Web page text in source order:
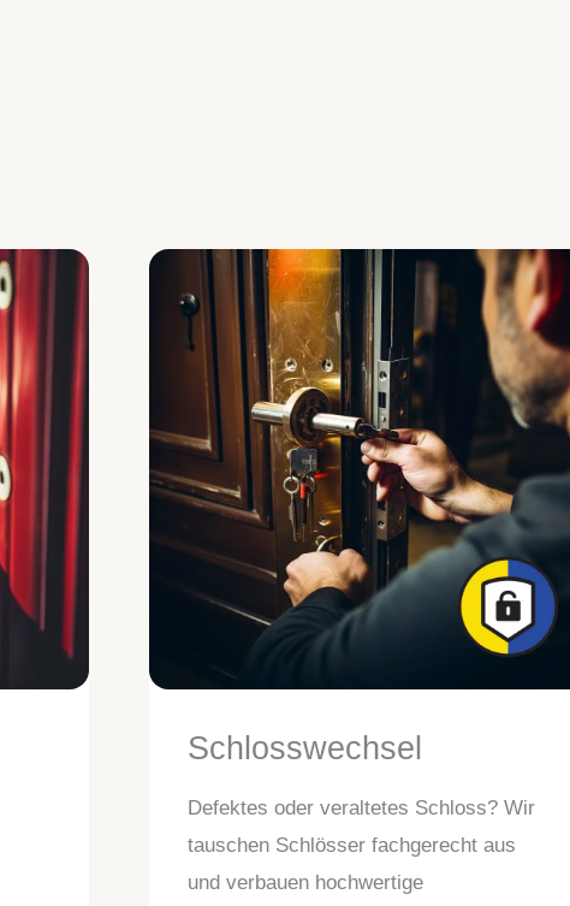
Schlosswechsel
Defektes oder veraltetes Schloss? Wir
tauschen Schlösser fachgerecht aus
und verbauen hochwertige